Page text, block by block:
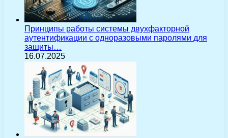
Принципы работы системы двухфакторной
аутентификации с одноразовыми паролями для
защиты…
16.07.2025